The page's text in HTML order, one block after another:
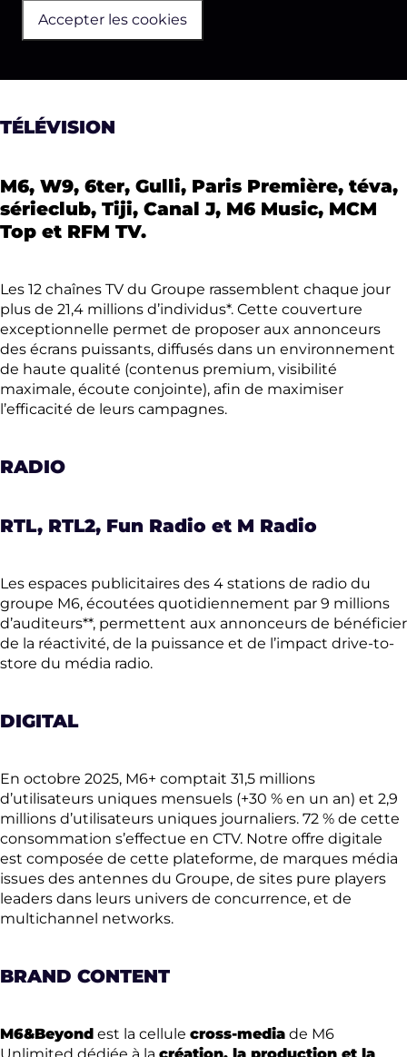
Accepter les cookies
TÉLÉVISION
M6, W9, 6ter, Gulli, Paris Première, téva,
sérieclub, Tiji, Canal J, M6 Music, MCM
Top et RFM TV.
Les 12 chaînes TV du Groupe rassemblent chaque jour
plus de 21,4 millions d’individus*. Cette couverture
exceptionnelle permet de proposer aux annonceurs
des écrans puissants, diffusés dans un environnement
de haute qualité (contenus premium, visibilité
maximale, écoute conjointe), afin de maximiser
l’efficacité de leurs campagnes.
RADIO
RTL, RTL2, Fun Radio et M Radio
Les espaces publicitaires des 4 stations de radio du
groupe M6, écoutées quotidiennement par 9 millions
d’auditeurs**, permettent aux annonceurs de bénéficier
de la réactivité, de la puissance et de l’impact drive-to-
store du média radio.
DIGITAL
En octobre 2025, M6+ comptait 31,5 millions
d’utilisateurs uniques mensuels (+30 % en un an) et 2,9
millions d’utilisateurs uniques journaliers. 72 % de cette
consommation s’effectue en CTV. Notre offre digitale
est composée de cette plateforme, de marques média
issues des antennes du Groupe, de sites pure players
leaders dans leurs univers de concurrence, et de
multichannel networks.
BRAND CONTENT
M6&Beyond est la cellule cross-media de M6
Unlimited dédiée à la création, la production et la